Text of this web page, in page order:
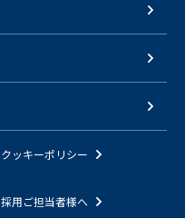
クッキーポリシー
採用ご担当者様へ